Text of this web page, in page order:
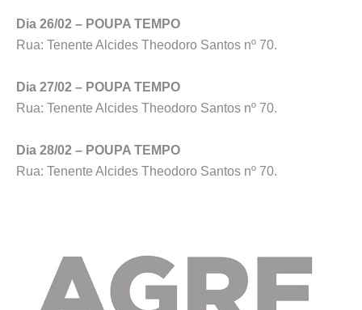
Dia 26/02 – POUPA TEMPO
Rua: Tenente Alcides Theodoro Santos nº 70.
Dia 27/02 – POUPA TEMPO
Rua: Tenente Alcides Theodoro Santos nº 70.
Dia 28/02 – POUPA TEMPO
Rua: Tenente Alcides Theodoro Santos nº 70.